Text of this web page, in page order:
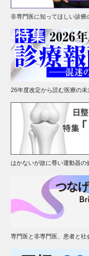
非専門医に知ってほしい診療
26年度改定から読む医療の未
はかないが故に尊い運動器の
専門医と非専門医、患者と